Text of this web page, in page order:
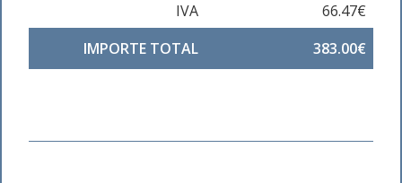
IVA
66.47€
IMPORTE TOTAL
383.00€